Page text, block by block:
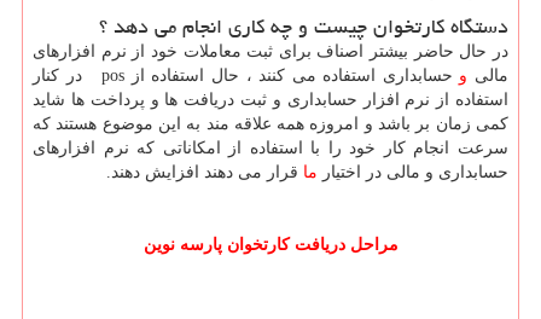
دستگاه کارتخوان چیست و چه کاری انجام می دهد ؟
در حال حاضر بیشتر اصناف برای ثبت معاملات خود از نرم افزارهای
مالی و حسابداری استفاده می کنند ، حال استفاده از posدر کنار
استفاده از نرم افزار حسابداری و ثبت دریافت ها و پرداخت ها شاید
کمی زمان بر باشد و امروزه همه علاقه مند به این موضوع هستند که
سرعت انجام کار خود را با استفاده از امکاناتی که نرم افزارهای
حسابداری و مالی در اختیار ما قرار می دهند افزایش دهند.
مراحل دریافتکارتخوان پارسه نوین